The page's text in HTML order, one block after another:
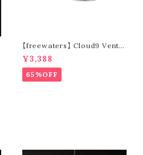
【freewaters】 Cloud9 Ventu
re - Lace Up (brown)
¥3,388
65%OFF